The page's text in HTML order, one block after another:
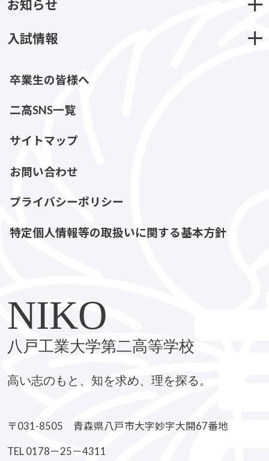
お知らせ
入試情報
卒業生の皆様へ
二高SNS一覧
サイトマップ
お問い合わせ
プライバシーポリシー
特定個人情報等の取扱いに関する基本方針
NIKO
八戸工業大学第二高等学校
高い志のもと、知を求め、理を探る。
〒031-8505 青森県八戸市大字妙字大開67番地
TEL 0178－25－4311